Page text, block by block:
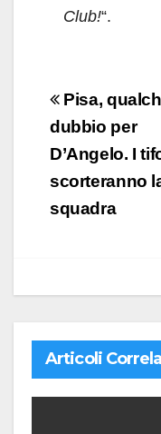
Club!“.
articoli
Pisa,
dubbio per
D’Angelo. I
scorteranno
squadra
Articoli